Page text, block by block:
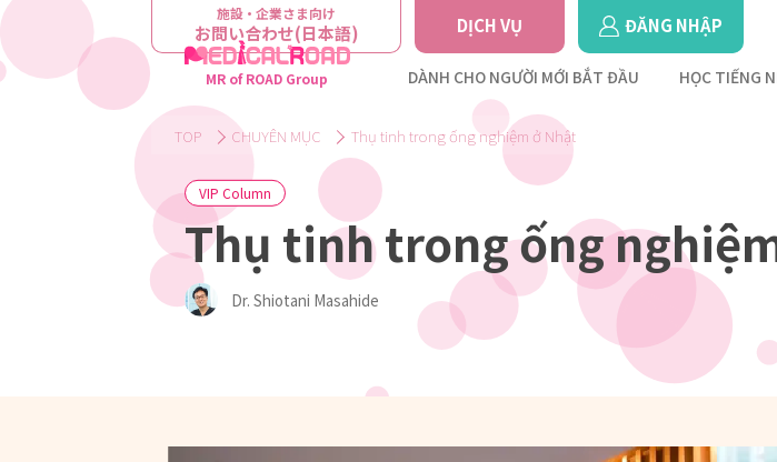
MR of ROAD Group
施設・企業さま向け
お問い合わせ(日本語) DỊCH VỤ ĐĂNG NHẬP
DÀNH CHO NGƯỜI MỚI BẮT ĐẦU HỌC TIẾNG
TOP CHUYÊN MỤC Thụ tinh trong ống nghiệm ở Nhật
VIP Column
Thụ tinh trong ống
Dr. Shiotani Masahide